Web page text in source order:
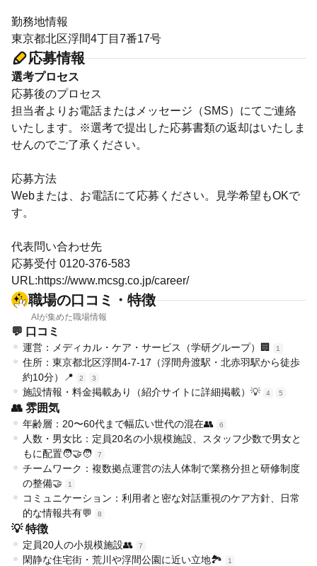
勤務地情報
東京都北区浮間4丁目7番17号
応募情報
選考プロセス
応募後のプロセス
担当者よりお電話またはメッセージ（SMS）にてご連絡
いたします。※選考で提出した応募書類の返却はいたしま
せんのでご了承ください。
応募方法
Webまたは、お電話にて応募ください。見学希望もOKで
す。
代表問い合わせ先
応募受付 0120-376-583
URL:https://www.mcsg.co.jp/career/
職場の口コミ・特徴
AIが集めた職場情報
💬 口コミ
運営：メディカル・ケア・サービス（学研グループ）🏢 1
住所：東京都北区浮間4-7-17（浮間舟渡駅・北赤羽駅から徒歩
約10分）📍
2 3
施設情報・料金掲載あり（紹介サイトに詳細掲載）💡 4 5
👥 雰囲気
年齢層：20〜60代まで幅広い世代の混在👥 6
人数・男女比：定員20名の小規模施設、スタッフ少数で男女と
もに配置🧑‍🤝‍🧑
7
チームワーク：複数拠点運営の法人体制で業務分担と研修制度
の整備🤝
1
コミュニケーション：利用者と密な対話重視のケア方針、日常
的な情報共有💬
8
💡 特徴
定員20人の小規模施設👥 7
閑静な住宅街・荒川や浮間公園に近い立地🏞️ 1